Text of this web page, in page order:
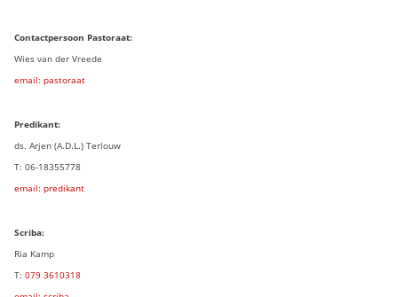
Contactpersoon Pastoraat:
Wies van der Vreede
email: pastoraat
Predikant:
ds. Arjen (A.D.L.) Terlouw
T: 06-18355778
email: predikant
Scriba:
Ria Kamp
T: 079 3610318